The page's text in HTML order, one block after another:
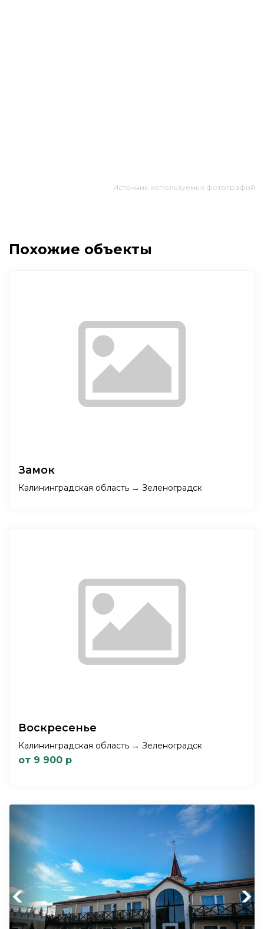
Источник используемых фотографий
Похожие объекты
Замок
Калининградская область → Зеленоградск
Воскресенье
Калининградская область → Зеленоградск
от 9 900 р
Previous Next